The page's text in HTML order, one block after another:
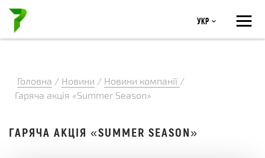
≡
Укр
Головна / Новини / Новини компанії /
Гаряча акція «Summer Season»
ГАРЯЧА АКЦІЯ «SUMMER SEASON»